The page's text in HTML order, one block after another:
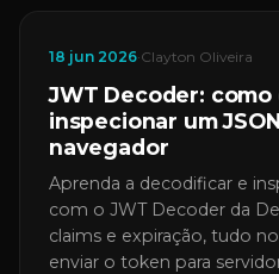
18 jun 2026·Clayton Oliveira
JWT Decoder:
inspecionar um
navegador
Aprenda a decodificar e
com o JWT Decoder da
claims e expiração, tudo
enviar o token para